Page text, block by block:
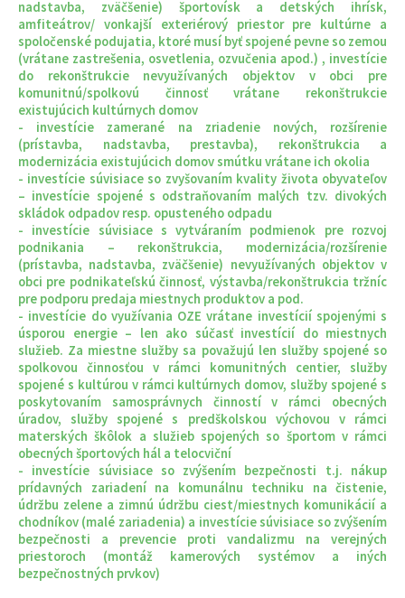
nadstavba, zväčšenie) športovísk a detských ihrísk,
amfiteátrov/ vonkajší exteriérový priestor pre kultúrne a
spoločenské podujatia, ktoré musí byť spojené pevne so zemou
(vrátane zastrešenia, osvetlenia, ozvučenia apod.) , investície
do rekonštrukcie nevyužívaných objektov v obci pre
komunitnú/spolkovú činnosť vrátane rekonštrukcie
existujúcich kultúrnych domov
- investície zamerané na zriadenie nových, rozšírenie
(prístavba, nadstavba, prestavba), rekonštrukcia a
modernizácia existujúcich domov smútku vrátane ich okolia
- investície súvisiace so zvyšovaním kvality života obyvateľov
– investície spojené s odstraňovaním malých tzv. divokých
skládok odpadov resp. opusteného odpadu
- investície súvisiace s vytváraním podmienok pre rozvoj
podnikania – rekonštrukcia, modernizácia/rozšírenie
(prístavba, nadstavba, zväčšenie) nevyužívaných objektov v
obci pre podnikateľskú činnosť, výstavba/rekonštrukcia tržníc
pre podporu predaja miestnych produktov a pod.
- investície do využívania OZE vrátane investícií spojenými s
úsporou energie – len ako súčasť investícií do miestnych
služieb. Za miestne služby sa považujú len služby spojené so
spolkovou činnosťou v rámci komunitných centier, služby
spojené s kultúrou v rámci kultúrnych domov, služby spojené s
poskytovaním samosprávnych činností v rámci obecných
úradov, služby spojené s predškolskou výchovou v rámci
materských škôlok a služieb spojených so športom v rámci
obecných športových hál a telocviční
- investície súvisiace so zvýšením bezpečnosti t.j. nákup
prídavných zariadení na komunálnu techniku na čistenie,
údržbu zelene a zimnú údržbu ciest/miestnych komunikácií a
chodníkov (malé zariadenia) a investície súvisiace so zvýšením
bezpečnosti a prevencie proti vandalizmu na verejných
priestoroch (montáž kamerových systémov a iných
bezpečnostných prvkov)